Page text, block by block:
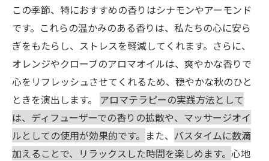
秋の香りで心を満たす：アロマの力でストレス
解消
この季節、特におすすめの香りはシナモンやアーモンド
です。これらの温かみのある香りは、私たちの心に安ら
ぎをもたらし、ストレスを軽減してくれます。さらに、
オレンジやクローブのアロマオイルは、爽やかな香りで
心をリフレッシュさせてくれるため、穏やかな秋のひと
ときを演出します。 アロマテラピーの実践方法として
は、ディフューザーでの香りの拡散や、マッサージオイ
ルとしての使用が効果的です。 また、 バスタイムに数滴
加えることで、リラックスした時間を楽しめます。 心地